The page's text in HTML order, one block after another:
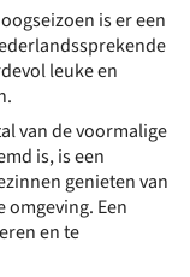
is er een
leuke en
van de voormalige
is, is een
genieten van
Een
en te